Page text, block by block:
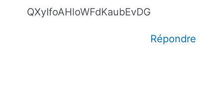
QXyIfoAHloWFdKaubEvDG
Répondre